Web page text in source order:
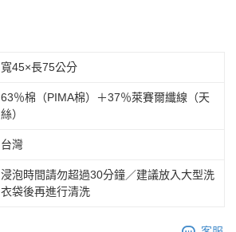
寬45×長75公分
63％棉（PIMA棉）＋37％萊賽爾纖線（天
絲）
台灣
浸泡時間請勿超過30分鐘／建議放入大型洗
衣袋後再進行清洗